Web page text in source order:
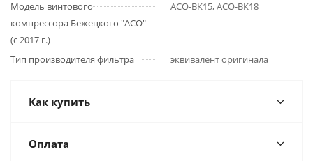
Модель винтового
компрессора Бежецкого "АСО"
(с 2017 г.)
АСО-ВК15, АСО-ВК18
Тип производителя фильтра эквивалент оригинала
Как купить
Оплата